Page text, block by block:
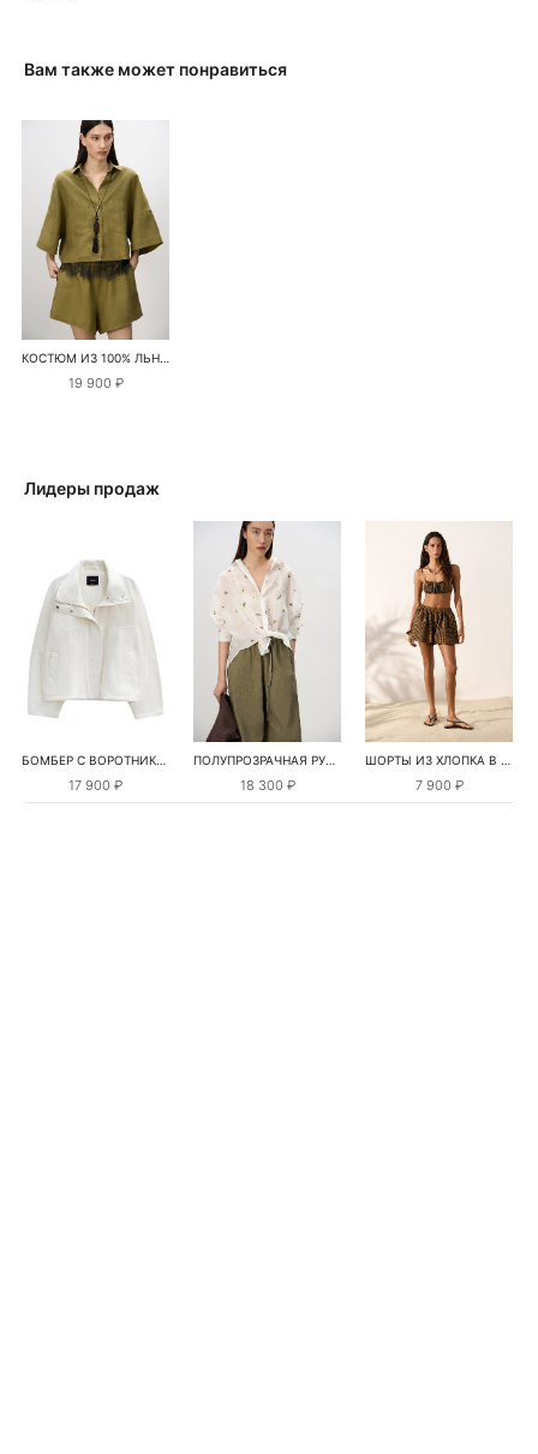
Вам также может понравиться
КОСТЮМ ИЗ 100% ЛЬНА ИЗ РУБАШКИ И ШОРТ
19 900 ₽
Лидеры продаж
БОМБЕР С ВОРОТНИКОМ-СТОЙКОЙ
17 900 ₽
ПОЛУПРОЗРАЧНАЯ РУБАШКА С РОМАШКАМИ
18 300 ₽
ШОРТЫ ИЗ ХЛОПКА В КЛЕТКУ
7 900 ₽